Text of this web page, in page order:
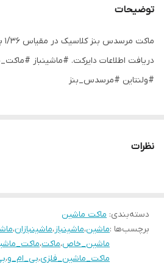
توضیحات
دریافت اطلاعات دایرکت. #ماشینباز
#ولنتاین #مرسدس_بنز
نظرات
دسته‌بندی: ماکت ماشین
برچسب‌ها :ماشین،ماشینباز،ماشینبازان،
ماشین_خاص،ماکت،
ماکت_ماشین_فلزی،بی_ام_و،